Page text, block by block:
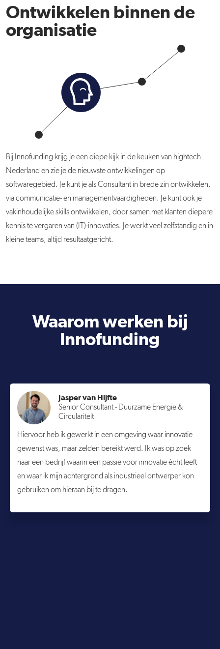
Ontwikkelen binnen de
organisatie
Bij Innofunding krijg je een diepe kijk in de keuken van hightech
Nederland en zie je de nieuwste ontwikkelingen op
softwaregebied. Je kunt je als Consultant in brede zin ontwikkelen,
via communicatie- en managementvaardigheden. Je kunt ook je
vakinhoudelijke skills ontwikkelen, door samen met klanten diepere
kennis te vergaren van (IT)-innovaties. Je werkt veel zelfstandig en in
kleine teams, altijd resultaatgericht.
Waarom werken bij
Innofunding
Jasper van Hijfte
Senior Consultant - Duurzame Energie &
Circulariteit
Hiervoor heb ik gewerkt in een omgeving waar innovatie
gewenst was, maar zelden bereikt werd. Ik was op zoek
naar een bedrijf waarin een passie voor innovatie écht leeft
en waar ik mijn achtergrond als industrieel ontwerper kon
gebruiken om hieraan bij te dragen.